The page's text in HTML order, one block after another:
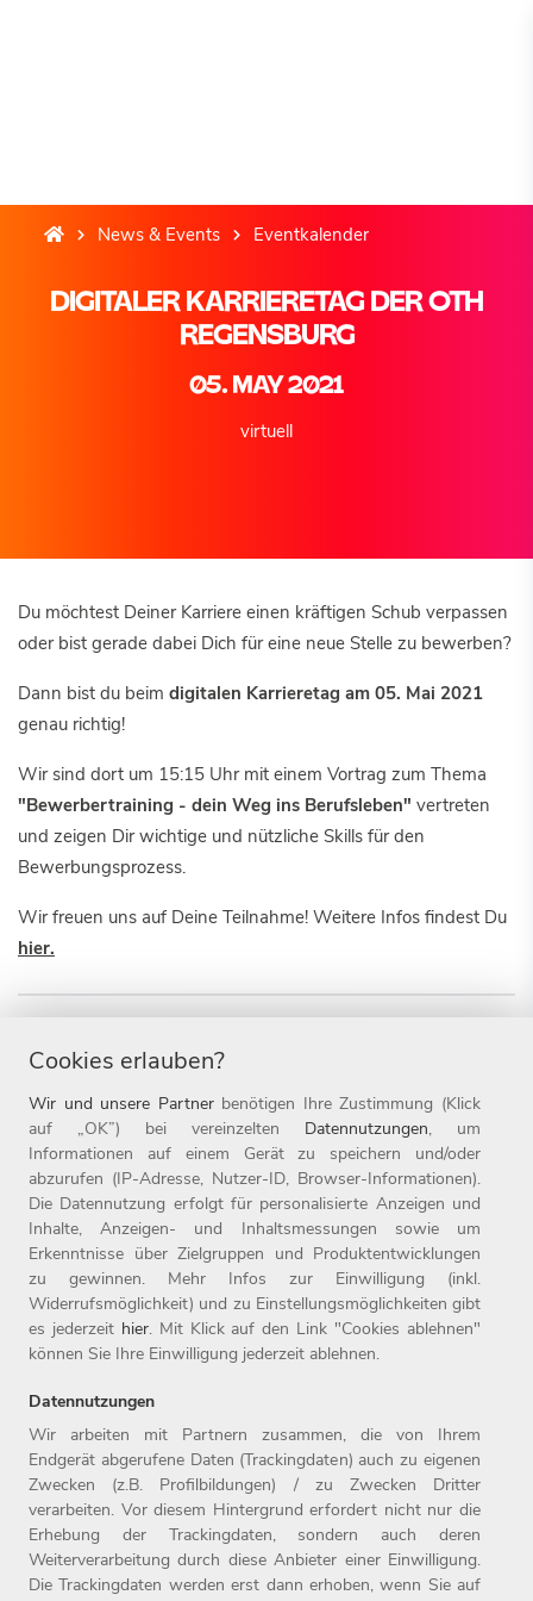
News & Events Eventkalender
DIGITALER KARRIERETAG DER OTH
REGENSBURG
05. MAY 2021
virtuell
Du möchtest Deiner Karriere einen kräftigen Schub verpassen
oder bist gerade dabei Dich für eine neue Stelle zu bewerben?
Dann bist du beim digitalen Karrieretag am 05. Mai 2021
genau richtig!
Wir sind dort um 15:15 Uhr mit einem Vortrag zum Thema
"Bewerbertraining - dein Weg ins Berufsleben" vertreten
und zeigen Dir wichtige und nützliche Skills für den
Bewerbungsprozess.
Wir freuen uns auf Deine Teilnahme! Weitere Infos findest Du
hier.
Home
Arbeitgeber
Benefits
Jobs
Initiativbewerbung
Kontakt
Compliance
Datenschutz
Impressum
Cookies erlauben?
Wir und unsere Partnerbenötigen Ihre Zustimmung (Klick
auf „OK”) bei vereinzelten Datennutzungen, um
Informationen auf einem Gerät zu speichern und/oder
abzurufen (IP-Adresse, Nutzer-ID, Browser-Informationen).
Die Datennutzung erfolgt für personalisierte Anzeigen und
Inhalte, Anzeigen- und Inhaltsmessungen sowie um
Erkenntnisse über Zielgruppen und Produktentwicklungen
zu gewinnen. Mehr Infos zur Einwilligung (inkl.
Widerrufsmöglichkeit) und zu Einstellungsmöglichkeiten gibt
es jederzeit hier. Mit Klick auf den Link "Cookies ablehnen"
können Sie Ihre Einwilligung jederzeit ablehnen.
Datennutzungen
Wir arbeiten mit Partnern zusammen, die von Ihrem
Endgerät abgerufene Daten (Trackingdaten) auch zu eigenen
Zwecken (z.B. Profilbildungen) / zu Zwecken Dritter
verarbeiten. Vor diesem Hintergrund erfordert nicht nur die
Erhebung der Trackingdaten, sondern auch deren
Weiterverarbeitung durch diese Anbieter einer Einwilligung.
Die Trackingdaten werden erst dann erhoben, wenn Sie auf